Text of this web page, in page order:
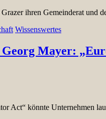
ihren Gemeinderat und
Wissenswertes
Mayer:
Act“ könnte Unternehmen